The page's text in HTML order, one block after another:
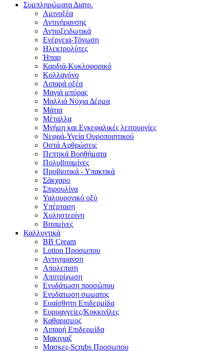
Συμπληρώματα Διατρ.
Αμινοξέα
Αντιγήρανσης
Αντιοξειδωτικά
Ενέργεια-Τόνωση
Ηλεκτρολύτες
Ήπαρ
Καρδιά-Κυκλοφορικό
Κολλαγόνο
Λιπαρά οξέα
Μαγιά μπύρας
Μαλλιά Νύχια Δέρμα
Μάτια
Μέταλλα
Μνήμη και Εγκεφαλικές λειτουργίες
Νεφρά-Υγεία Ουροποιητικού
Οστά Αρθρώσεις
Πεπτικά Βοηθήματα
Πολυβιταμίνες
Προβιοτικά - Υπακτικά
Σάκχαρο
Σπιρουλίνα
Υαλουρονικό οξύ
Υπέρταση
Χοληστερίνη
Βιταμίνες
Καλλυντικά
BB Cream
Lotion Προσωπου
Αντιγηρανση
Απολεπιση
Αποτρίχωση
Ενυδάτωση προσώπου
Ενυδατωση σωματος
Ευαίσθητη Επιδερμίδα
Ευρυαγγείες/Κοκκινίλες
Καθαρισμος
Λιπαρή Επιδερμίδα
Μακιγιαζ
Μασκες-Scrubs Προσωπου